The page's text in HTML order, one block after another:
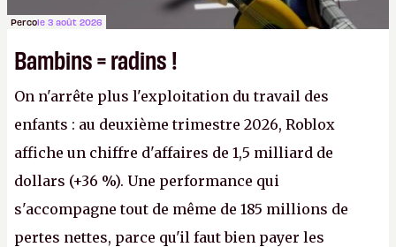
Percole 3 août 2026
Bambins = radins !
On n'arrête plus l'exploitation du travail des
enfants : au deuxième trimestre 2026, Roblox
affiche un chiffre d'affaires de 1,5 milliard de
dollars (+36 %). Une performance qui
s'accompagne tout de même de 185 millions de
pertes nettes, parce qu'il faut bien payer les